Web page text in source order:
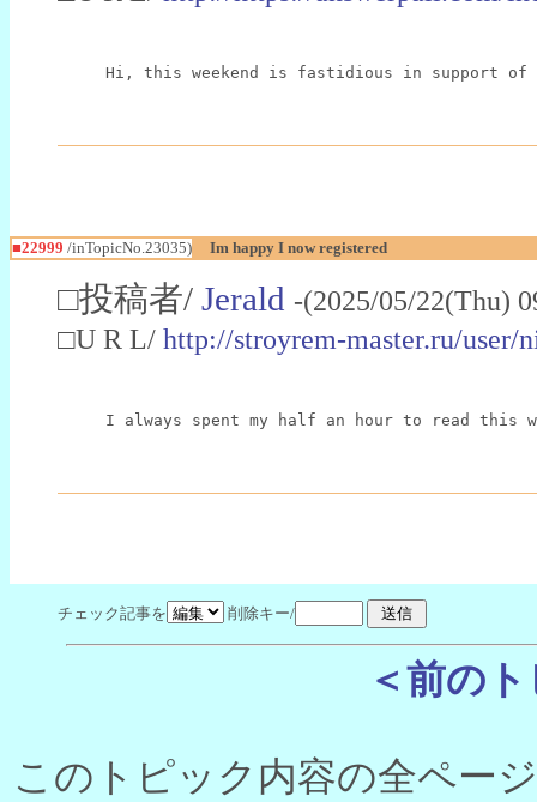
Hi, this weekend is fastidious in support of
■22999 /inTopicNo.23035) Im happy I now registered
□投稿者/ Jerald -(2025/05/22(Thu)
□U R L/ http://stroyrem-master.ru/user/
I always spent my half an hour to read
チェック記事を 削除キー/
＜前の
このトピック内容の全ペー